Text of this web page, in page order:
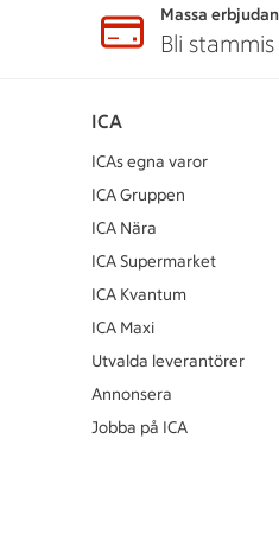
Massa
Bli
ICA
ICAs egna varor
ICA Gruppen
ICA Nära
ICA Supermarket
ICA Kvantum
ICA Maxi
Utvalda leverantörer
Annonsera
Jobba på ICA